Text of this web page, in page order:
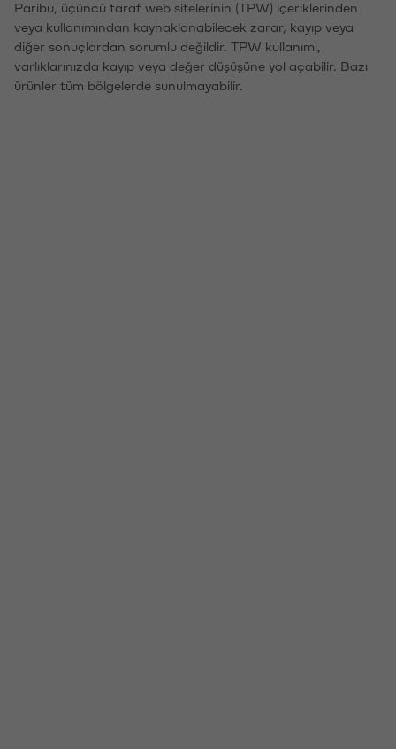
Paribu, üçüncü taraf web sitelerinin (TPW) içeriklerinden
veya kullanımından kaynaklanabilecek zarar, kayıp veya
diğer sonuçlardan sorumlu değildir. TPW kullanımı,
varlıklarınızda kayıp veya değer düşüşüne yol açabilir. Bazı
ürünler tüm bölgelerde sunulmayabilir.